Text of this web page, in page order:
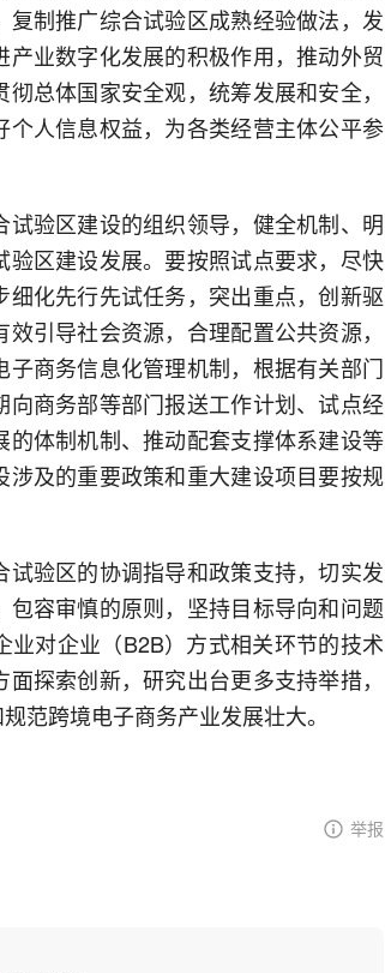
制推广综合试验区成熟经验做法，发
业数字化发展的积极作用，推动外贸
总体国家安全观，统筹发展和安全，
人信息权益，为各类经营主体公平参
验区建设的组织领导，健全机制、明
区建设发展。要按照试点要求，尽快
化先行先试任务，突出重点，创新驱
引导社会资源，合理配置公共资源，
商务信息化管理机制，根据有关部门
商务部等部门报送工作计划、试点经
体制机制、推动配套支撑体系建设等
及的重要政策和重大建设项目要按规
验区的协调指导和政策支持，切实发
容审慎的原则，坚持目标导向和问题
对企业（B2B）方式相关环节的技术
探索创新，研究出台更多支持举措，
范跨境电子商务产业发展壮大。
举报